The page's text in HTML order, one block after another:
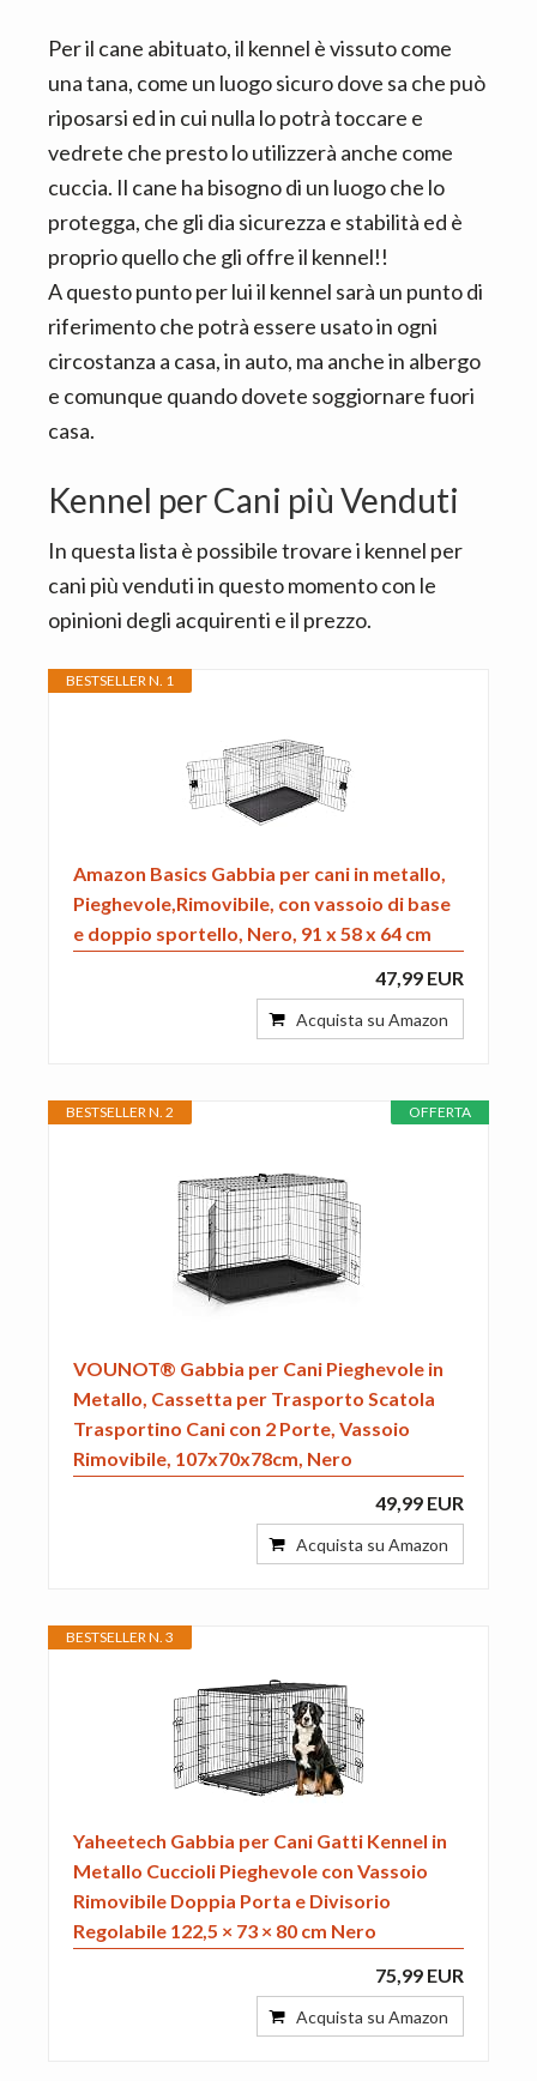
Per il cane abituato, il kennel è vissuto come
una tana, come un luogo sicuro dove sa che può
riposarsi ed in cui nulla lo potrà toccare e
vedrete che presto lo utilizzerà anche come
cuccia. Il cane ha bisogno di un luogo che lo
protegga, che gli dia sicurezza e stabilità ed è
proprio quello che gli offre il kennel!!
A questo punto per lui il kennel sarà un punto di
riferimento che potrà essere usato in ogni
circostanza a casa, in auto, ma anche in albergo
e comunque quando dovete soggiornare fuori
casa.
Kennel per Cani più Venduti
In questa lista è possibile trovare i kennel per
cani più venduti in questo momento con le
opinioni degli acquirenti e il prezzo.
BESTSELLER N. 1
Amazon Basics Gabbia per cani in metallo,
Pieghevole,Rimovibile, con vassoio di base
e doppio sportello, Nero, 91 x 58 x 64 cm
47,99 EUR
Acquista su Amazon
OFFERTA
BESTSELLER N. 2
VOUNOT® Gabbia per Cani Pieghevole in
Metallo, Cassetta per Trasporto Scatola
Trasportino Cani con 2 Porte, Vassoio
Rimovibile, 107x70x78cm, Nero
49,99 EUR
Acquista su Amazon
BESTSELLER N. 3
Yaheetech Gabbia per Cani Gatti Kennel in
Metallo Cuccioli Pieghevole con Vassoio
Rimovibile Doppia Porta e Divisorio
Regolabile 122,5 × 73 × 80 cm Nero
75,99 EUR
Acquista su Amazon